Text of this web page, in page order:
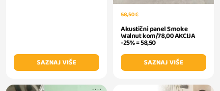
SAZNAJ VIŠE
58,50 €
Akustični panel Smoke
Walnut kom/78,00 AKCIJA
-25% = 58,50
SAZNAJ VIŠE